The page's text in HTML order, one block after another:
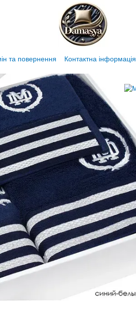
та повернення Контактна інформація